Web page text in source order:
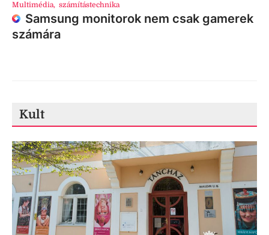
Multimédia, számítástechnika
Samsung monitorok nem csak gamerek
számára
Kult